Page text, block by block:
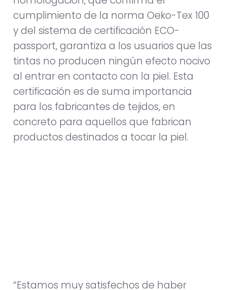
cumplimiento de la norma Oeko-Tex 100
y del sistema de certificación ECO-
passport, garantiza a los usuarios que las
tintas no producen ningún efecto nocivo
al entrar en contacto con la piel. Esta
certificación es de suma importancia
para los fabricantes de tejidos, en
concreto para aquellos que fabrican
productos destinados a tocar la piel.
“Estamos muy satisfechos de haber